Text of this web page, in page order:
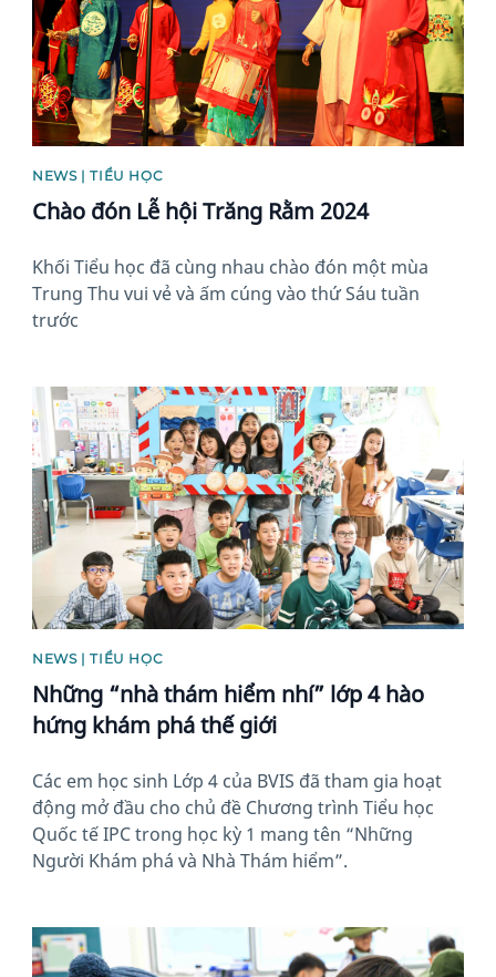
NEWS | TIỂU HỌC
Chào đón Lễ hội Trăng Rằm 2024
Khối Tiểu học đã cùng nhau chào đón một mùa
Trung Thu vui vẻ và ấm cúng vào thứ Sáu tuần
trước
News image
NEWS | TIỂU HỌC
Những “nhà thám hiểm nhí” lớp 4 hào
hứng khám phá thế giới
Các em học sinh Lớp 4 của BVIS đã tham gia hoạt
động mở đầu cho chủ đề Chương trình Tiểu học
Quốc tế IPC trong học kỳ 1 mang tên “Những
Người Khám phá và Nhà Thám hiểm”.
News image